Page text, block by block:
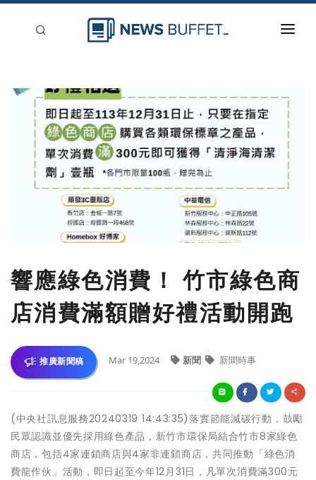
新聞稿分類
登入
刊登
響應綠色消費！ 竹市綠色商
店消費滿額贈好禮活動開跑
推廣新聞稿 Mar 19,2024 新聞 新聞時事
(中央社訊息服務20240319 14:43:35)落實節能減碳行動，鼓勵
民眾認識並優先採用綠色產品，新竹市環保局結合竹市8家綠色
商店，包括4家連鎖商店與4家非連鎖商店，共同推動「綠色消
費龍作伙」活動，即日起至今年12月31日，凡單次消費滿300元